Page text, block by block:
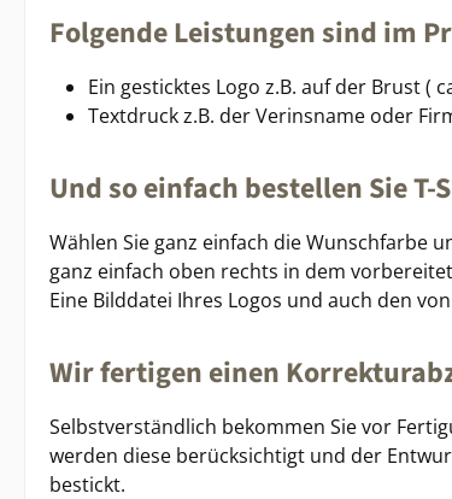
Folgende Leistungen sind im
Ein gesticktes Logo z.B. auf der Brust (
Textdruck z.B. der Verinsname oder
Und so einfach bestellen Sie
Wählen Sie ganz einfach die Wunschfarbe
ganz einfach oben rechts in dem
Eine Bilddatei Ihres Logos und auch den
Wir fertigen einen
Selbstverständlich bekommen Sie vor
werden diese berücksichtigt und der
bestickt.